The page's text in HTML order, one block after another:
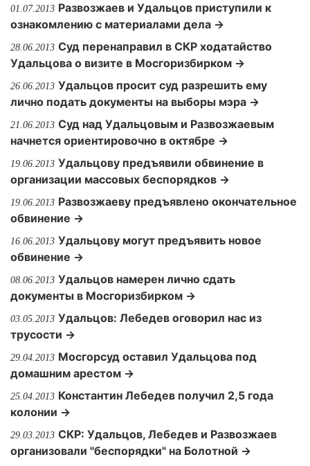
01.07.2013 Развозжаев и Удальцов приступили к
ознакомлению с материалами дела →
28.06.2013 Суд перенаправил в СКР ходатайство
Удальцова о визите в Мосгоризбирком →
26.06.2013 Удальцов просит суд разрешить ему
лично подать документы на выборы мэра →
21.06.2013 Суд над Удальцовым и Развозжаевым
начнется ориентировочно в октябре →
19.06.2013 Удальцову предъявили обвинение в
организации массовых беспорядков →
19.06.2013 Развозжаеву предъявлено окончательное
обвинение →
16.06.2013 Удальцову могут предъявить новое
обвинение →
08.06.2013 Удальцов намерен лично сдать
документы в Мосгоризбирком →
03.05.2013 Удальцов: Лебедев оговорил нас из
трусости →
29.04.2013 Мосгорсуд оставил Удальцова под
домашним арестом →
25.04.2013 Константин Лебедев получил 2,5 года
колонии →
29.03.2013 СКР: Удальцов, Лебедев и Развозжаев
организовали "беспорядки" на Болотной →